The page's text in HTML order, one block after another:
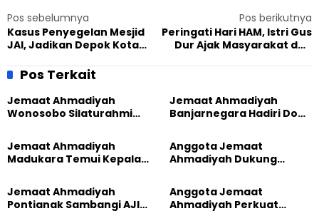
Pos sebelumnya
Kasus Penyegelan Mesjid
JAI, Jadikan Depok Kota
Pos berikutnya
Peringati Hari HAM, Istri Gus
Dur Ajak Masyarakat dan
Radikalisme
Pos Terkait
Jemaat Ahmadiyah
Wonosobo Silaturahmi
GPdI Eben Haezer
Jemaat Ahmadiyah
Banjarnegara Hadiri Doa
Nyadran Warga
Jemaat Ahmadiyah
Madukara Temui Kepala
Komitmen Jaga
Kerukunan
Anggota Jemaat
Ahmadiyah Dukung
Kolaborasi Klinik KBB DIY
Jemaat Ahmadiyah
Pontianak Sambangi AJI,
Anggota Jemaat
Ahmadiyah Perkuat